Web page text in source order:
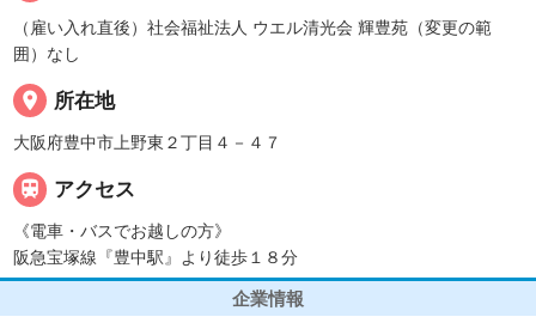
（雇い入れ直後）社会福祉法人 ウエル清光会 輝豊苑（変更の範
囲）なし
place 所在地
大阪府豊中市上野東２丁目４－４７
 アクセス
《電車・バスでお越しの方》
阪急宝塚線『豊中駅』より徒歩１８分
企業情報